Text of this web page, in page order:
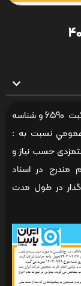
شرکت ایران یاسا تایر و رابر ( سهامی عام ) به شماره ثبت 6590 و شناسه
عمومي نسبت به :
حسب نیاز و
مندرج در اسناد
در طول مدت